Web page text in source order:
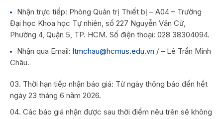
Nhận trực tiếp: Phòng Quản trị Thiết bị – A04 – Trường
Đại học Khoa học Tự nhiên, số 227 Nguyễn Văn Cừ,
Phường 4, Quận 5, TP. HCM. Số điện thoại: 028 38304094.
Nhận qua Email: ltmchau@hcmus.edu.vn / – Lê Trần Minh
Châu.
Thời hạn tiếp nhận báo giá: Từ ngày thông báo đến hết
ngày 23 tháng 6 năm 2026.
Các báo giá nhận được sau thời điểm nêu trên sẽ không